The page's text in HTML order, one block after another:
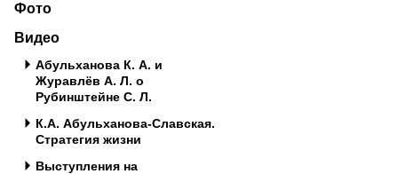
Фото
Видео
Абульханова К. А. и
Журавлёв А. Л. о
Рубинштейне С. Л.
К.А. Абульханова-Славская.
Стратегия жизни
Выступления на